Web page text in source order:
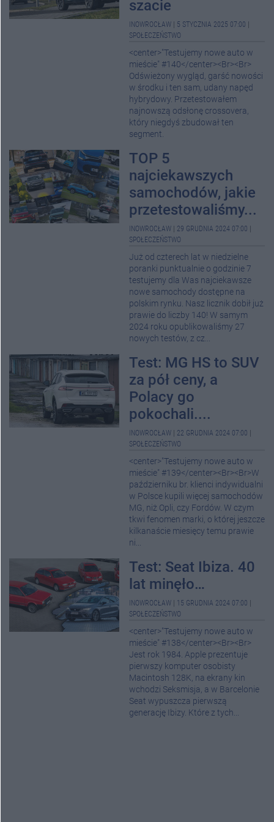
szacie
INOWROCŁAW 5 STYCZNIA 2025 07:00
SPOŁECZEŃSTWO
<center>"Testujemy nowe auto w
mieście" #140</center><Br><Br>
Odświeżony wygląd, garść nowości
w środku i ten sam, udany napęd
hybrydowy. Przetestowałem
najnowszą odsłonę crossovera,
który niegdyś zbudował ten
segment.
TOP 5
najciekawszych
samochodów, jakie
przetestowaliśmy...
INOWROCŁAW 29 GRUDNIA 2024 07:00
SPOŁECZEŃSTWO
Już od czterech lat w niedzielne
poranki punktualnie o godzinie 7
testujemy dla Was najciekawsze
nowe samochody dostępne na
polskim rynku. Nasz licznik dobił już
prawie do liczby 140! W samym
2024 roku opublikowaliśmy 27
nowych testów, z cz...
Test: MG HS to SUV
za pół ceny, a
Polacy go
pokochali....
INOWROCŁAW 22 GRUDNIA 2024 07:00
SPOŁECZEŃSTWO
<center>"Testujemy nowe auto w
mieście" #139</center><Br><Br>W
październiku br. klienci indywidualni
w Polsce kupili więcej samochodów
MG, niż Opli, czy Fordów. W czym
tkwi fenomen marki, o której jeszcze
kilkanaście miesięcy temu prawie
ni...
Test: Seat Ibiza. 40
lat minęło…
INOWROCŁAW 15 GRUDNIA 2024 07:00
SPOŁECZEŃSTWO
<center>"Testujemy nowe auto w
mieście" #138</center><Br><Br>
Jest rok 1984. Apple prezentuje
pierwszy komputer osobisty
Macintosh 128K, na ekrany kin
wchodzi Seksmisja, a w Barcelonie
Seat wypuszcza pierwszą
generację Ibizy. Które z tych...